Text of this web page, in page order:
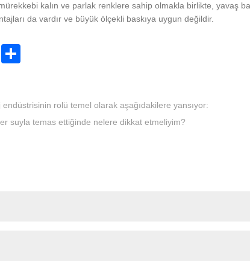
kalın ve parlak renklere sahip olmakla birlikte, yavaş
da vardır ve büyük ölçekli baskıya uygun değildir.
Share
endüstrisinin rolü temel olarak aşağıdakilere yansıyor:
suyla temas ettiğinde nelere dikkat etmeliyim?